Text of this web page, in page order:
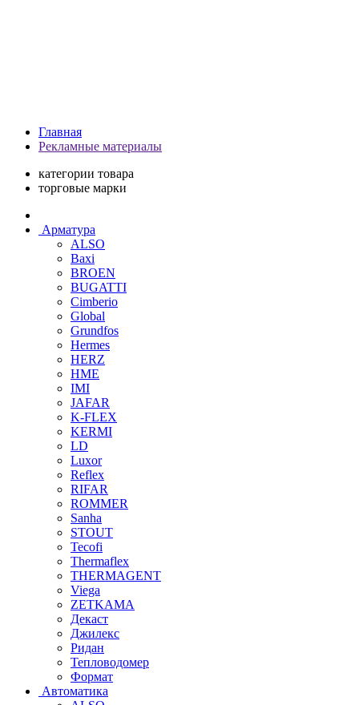
Главная
Рекламные материалы
категории товара
торговые марки
Арматура
ALSO
Baxi
BROEN
BUGATTI
Cimberio
Global
Grundfos
Hermes
HERZ
HME
IMI
JAFAR
K-FLEX
KERMI
LD
Luxor
Reflex
RIFAR
ROMMER
Sanha
STOUT
Tecofi
Thermaflex
THERMAGENT
Viega
ZETKAMA
Декаст
Джилекс
Ридан
Тепловодомер
Формат
Автоматика